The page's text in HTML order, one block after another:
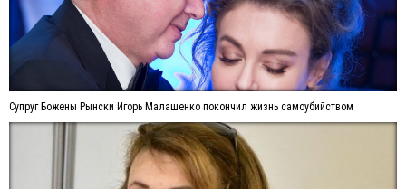
Супруг Божены Рынски Игорь Малашенко покончил жизнь самоубийством